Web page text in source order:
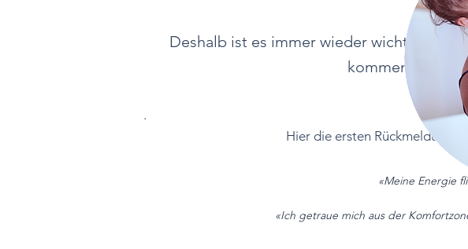
Deshalb ist es immer wieder wichtig
kommen
soll
.
Hier die ersten
«Meine Energie
«Ich getraue mich aus der